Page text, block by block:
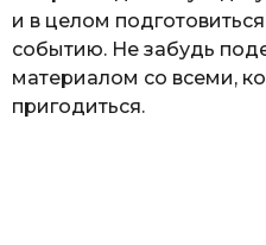
и в целом
событию. Не забудь
материалом со всеми,
пригодиться.